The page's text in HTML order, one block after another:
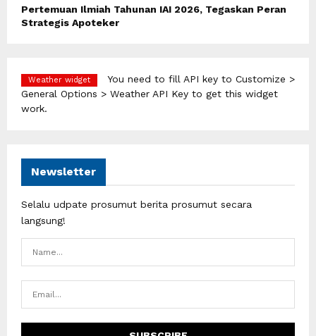
Pertemuan Ilmiah Tahunan IAI 2026, Tegaskan Peran
Strategis Apoteker
Weather widget
You need to fill API key to Customize >
General Options > Weather API Key to get this widget
work.
Newsletter
Selalu udpate prosumut berita prosumut secara
langsung!